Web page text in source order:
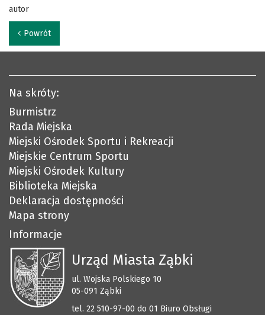
autor
Powrót
Na skróty:
Burmistrz
Rada Miejska
Miejski Ośrodek Sportu i Rekreacji
Miejskie Centrum Sportu
Miejski Ośrodek Kultury
Biblioteka Miejska
Deklaracja dostępności
Mapa strony
Informacje
Urząd Miasta Ząbki
ul. Wojska Polskiego 10
05-091 Ząbki
tel. 22 510-97-00 do 01 Biuro Obsługi